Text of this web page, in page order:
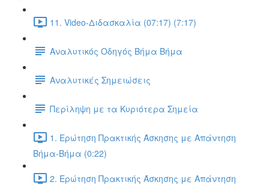
11. Video-Διδασκαλία (07:17) (7:17)
Αναλυτικός Οδηγός Βήμα Βήμα
Αναλυτικές Σημειώσεις
Περίληψη με τα Κυριότερα Σημεία
1. Ερώτηση Πρακτικής Άσκησης με Απάντηση
Βήμα-Βήμα (0:22)
2. Ερώτηση Πρακτικής Άσκησης με Απάντηση